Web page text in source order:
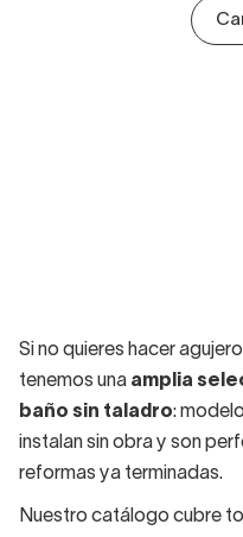
Si no quieres hacer
tenemos una amplia
baño sin taladro:
instalan sin obra y son
reformas ya terminadas.
Nuestro catálogo cubre